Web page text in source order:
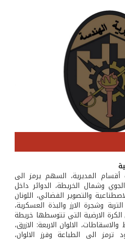
المديرية، السهم يرمز الى
وشمال الخريطة، الدوائر داخل
والتصوير الفضائي، اللونان
وشجرة الارز والبذة العسكرية،
الارضية التي تتوسطها خريطة
الالوان الاربعة: الازرق،
ترمز الى الطباعة وفرز الالوان،